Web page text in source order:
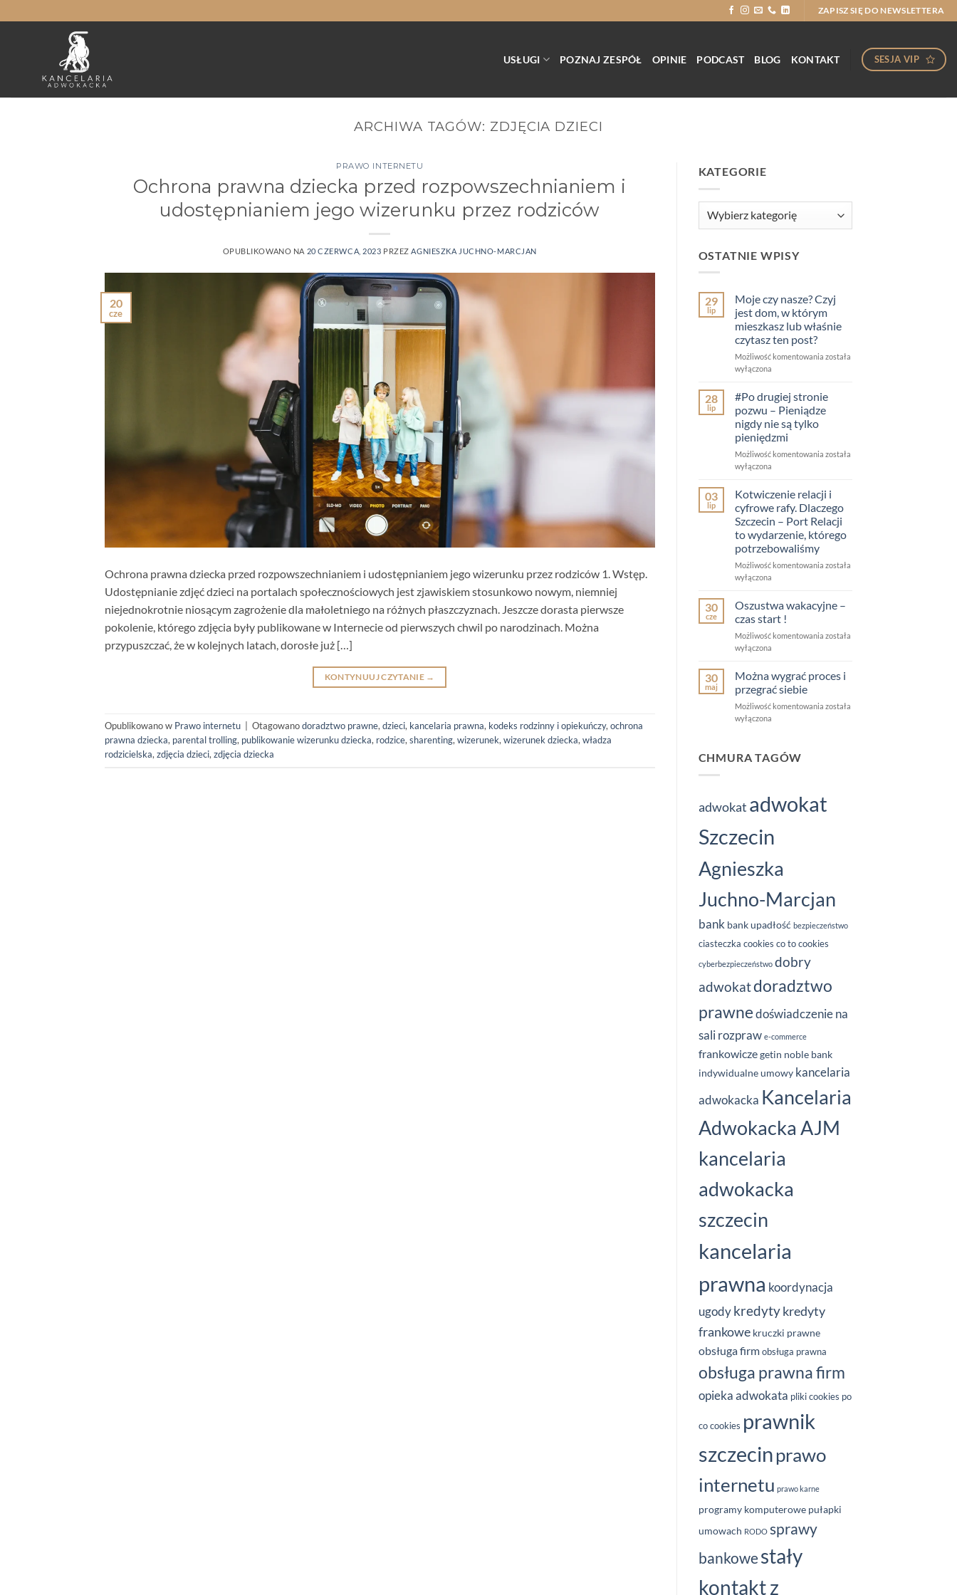
do
ZAPISZ SIĘ DO NEWSLETTERA
USŁUGI POZNAJ ZESPÓŁ OPINIE PODCAST BLOG KONTAKT SESJA VIP
ARCHIWA TAGÓW: ZDJĘCIA DZIECI
PRAWO INTERNETU
Ochrona prawna dziecka przed rozpowszechnianiem i
udostępnianiem jego wizerunku przez rodziców
OPUBLIKOWANO NA 20 CZERWCA, 2023 PRZEZAGNIESZKA JUCHNO-MARCJAN
20
cze
Ochrona prawna dziecka przed rozpowszechnianiem i udostępnianiem jego wizerunku przez rodziców 1. Wstęp.
Udostępnianie zdjęć dzieci na portalach społecznościowych jest zjawiskiem stosunkowo nowym, niemniej
niejednokrotnie niosącym zagrożenie dla małoletniego na różnych płaszczyznach. Jeszcze dorasta pierwsze
pokolenie, którego zdjęcia były publikowane w Internecie od pierwszych chwil po narodzinach. Można
przypuszczać, że w kolejnych latach, dorosłe już […]
KONTYNUUJ CZYTANIE →
Opublikowano w Prawo internetu Otagowanodoradztwo prawne,dzieci, kancelaria prawna, kodeks rodzinny i opiekuńczy,ochrona
prawna dziecka, parental trolling, publikowanie wizerunku dziecka, rodzice,sharenting,wizerunek,wizerunek dziecka,władza
rodzicielska,zdjęcia dzieci,zdjęcia dziecka
KATEGORIE
Kategorie
OSTATNIE WPISY
29
lip
Moje czy nasze? Czyj
jest dom, w którym
mieszkasz lub właśnie
czytasz ten post?
Możliwość komentowania Moje
dom,
mieszkasz
czytasz
ten
post?
została
wyłączona
28
lip
#Po drugiej stronie
pozwu – Pieniądze
nigdy nie są tylko
pieniędzmi
Możliwość komentowania #Po
pozwu
Pieniądze
nigdy
nie
tylko
została
wyłączona
03
lip
Kotwiczenie relacji i
cyfrowe rafy. Dlaczego
Szczecin – Port Relacji
to wydarzenie, którego
potrzebowaliśmy
Możliwość komentowania Kotwiczenie
cyfrowe
rafy.
Szczecin
Relacji
którego
została
wyłączona
30
cze
Oszustwa wakacyjne –
czas start !
Możliwość komentowania Oszustwa
została
wyłączona
30
maj
Można wygrać proces i
przegrać siebie
Możliwość komentowania Można
została
wyłączona
CHMURA TAGÓW
adwokat adwokat
Szczecin
Agnieszka
Juchno-Marcjan
bank bank upadłość bezpieczeństwo
ciasteczka cookies co to cookies
cyberbezpieczeństwo dobry
adwokatdoradztwo
prawnedoświadczenie na
sali rozpraw e-commerce
frankowicze getin noble bank
indywidualne umowy kancelaria
adwokacka Kancelaria
Adwokacka AJM
kancelaria
adwokacka
szczecin
kancelaria
prawna koordynacja
ugody kredyty kredyty
frankowe kruczki prawne
obsługa firm obsługa prawna
obsługa prawna firm
opieka adwokata pliki cookies po
co cookies prawnik
szczecin prawo
internetu prawo karne
programy komputerowe pułapki
umowach RODO sprawy
bankowestały
kontakt z